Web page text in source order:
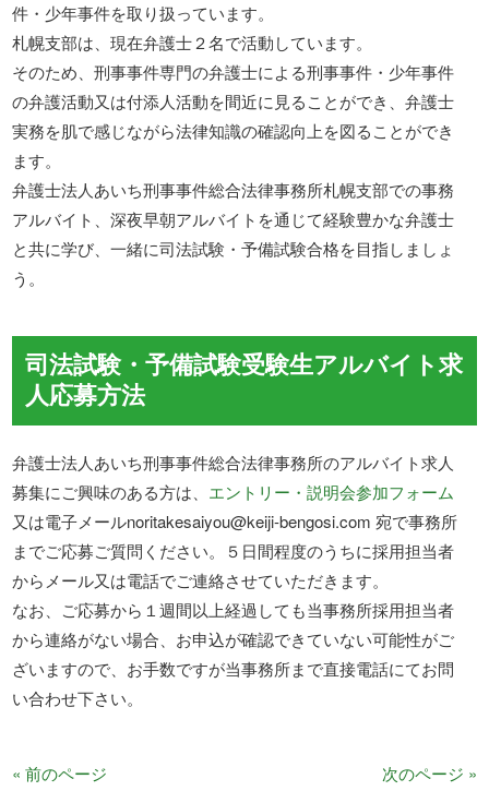
件・少年事件を取り扱っています。
札幌支部は、現在弁護士２名で活動しています。
そのため、刑事事件専門の弁護士による刑事事件・少年事件
の弁護活動又は付添人活動を間近に見ることができ、弁護士
実務を肌で感じながら法律知識の確認向上を図ることができ
ます。
弁護士法人あいち刑事事件総合法律事務所札幌支部での事務
アルバイト、深夜早朝アルバイトを通じて経験豊かな弁護士
と共に学び、一緒に司法試験・予備試験合格を目指しましょ
う。
司法試験・予備試験受験生アルバイト求
人応募方法
弁護士法人あいち刑事事件総合法律事務所のアルバイト求人
募集にご興味のある方は、 エントリー・説明会参加フォーム
又は電子メールnoritakesaiyou@keiji-bengosi.com 宛で事務所
までご応募ご質問ください。５日間程度のうちに採用担当者
からメール又は電話でご連絡させていただきます。
なお、ご応募から１週間以上経過しても当事務所採用担当者
から連絡がない場合、お申込が確認できていない可能性がご
ざいますので、お手数ですが当事務所まで直接電話にてお問
い合わせ下さい。
« 前のページ 次のページ »